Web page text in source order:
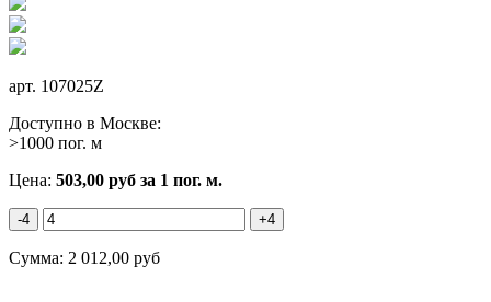
арт. 107025Z
Доступно в Москве:
>1000 пог. м
Цена: 503,00 руб за 1 пог. м.
-4 +4
Сумма: 2 012,00 руб